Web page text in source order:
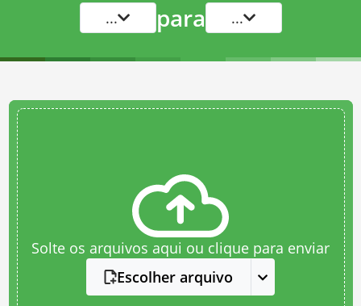
... para ...
Solte os arquivos aqui ou clique para enviar
Escolher arquivo